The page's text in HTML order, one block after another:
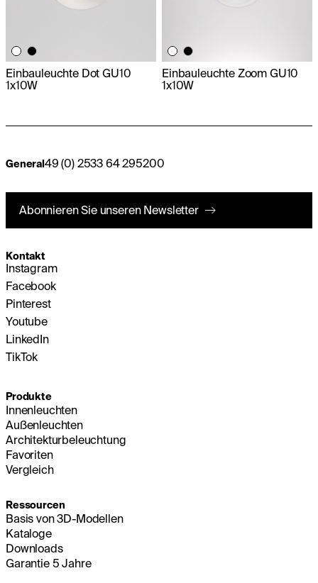
Einbauleuchte Dot GU10
1x10W
Einbauleuchte Zoom GU10
1x10W
General49 (0) 2533 64 295200
Abonnieren Sie unseren Newsletter
Kontakt
Instagram
Facebook
Pinterest
Youtube
LinkedIn
TikTok
Produkte
Innenleuchten
Außenleuchten
Architekturbeleuchtung
Favoriten
Vergleich
Ressourcen
Basis von 3D-Modellen
Kataloge
Downloads
Garantie 5 Jahre